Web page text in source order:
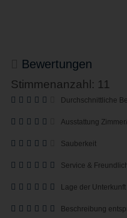
Bewertungen
Stimmenanzahl: 11
Durchschnittliche
Ausstattung
Sauberkeit
Service &
Lage der
Beschreibung